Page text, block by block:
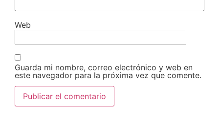
Web
Guarda mi nombre, correo electrónico y web en
este navegador para la próxima vez que comente.